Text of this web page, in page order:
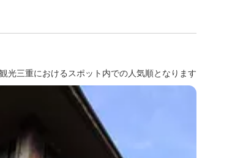
光三重におけるスポット内での人気順となります